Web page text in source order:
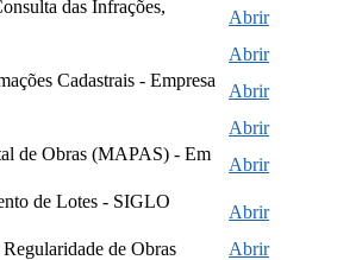
das Infrações,
Abrir
Abrir
Cadastrais - Empresa
Abrir
Abrir
de Obras (MAPAS) - Em
Abrir
de Lotes - SIGLO
Abrir
de Obras
Abrir